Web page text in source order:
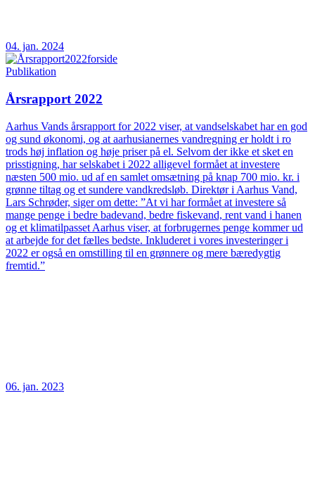
04. jan. 2024
Publikation
Årsrapport 2022
Aarhus Vands årsrapport for 2022 viser, at vandselskabet har en god
og sund økonomi, og at aarhusianernes vandregning er holdt i ro
trods høj inflation og høje priser på el. Selvom der ikke et sket en
prisstigning, har selskabet i 2022 alligevel formået at investere
næsten 500 mio. ud af en samlet omsætning på knap 700 mio. kr. i
grønne tiltag og et sundere vandkredsløb. Direktør i Aarhus Vand,
Lars Schrøder, siger om dette: ”At vi har formået at investere så
mange penge i bedre badevand, bedre fiskevand, rent vand i hanen
og et klimatilpasset Aarhus viser, at forbrugernes penge kommer ud
at arbejde for det fælles bedste. Inkluderet i vores investeringer i
2022 er også en omstilling til en grønnere og mere bæredygtig
fremtid.”
06. jan. 2023